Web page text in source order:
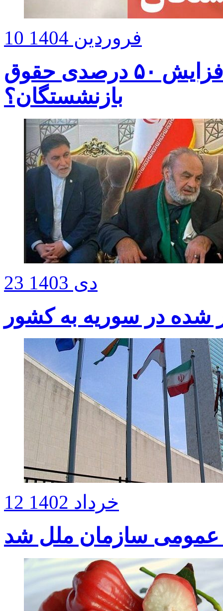
10 فروردین 1404
شایعه یا واقعیت؛ افزایش ۵۰ درصدی حقوق
بازنشستگان؟
23 دی 1403
شده در سوریه به کشور
12 خرداد 1402
عمومی سازمان ملل شد